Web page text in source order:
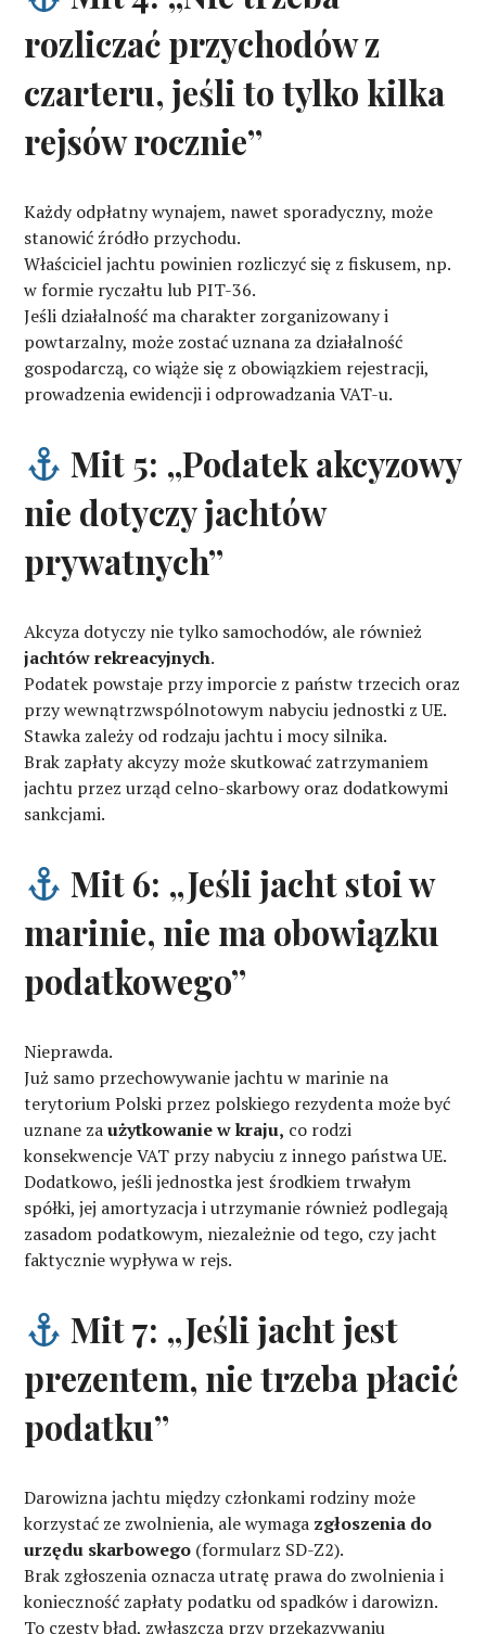
rozliczać przychodów z
czarteru, jeśli to tylko kilka
rejsów rocznie”
Każdy odpłatny wynajem, nawet sporadyczny, może
stanowić źródło przychodu.
Właściciel jachtu powinien rozliczyć się z fiskusem, np.
w formie ryczałtu lub PIT-36.
Jeśli działalność ma charakter zorganizowany i
powtarzalny, może zostać uznana za działalność
gospodarczą, co wiąże się z obowiązkiem rejestracji,
prowadzenia ewidencji i odprowadzania VAT-u.
Mit 5: „Podatek akcyzowy
nie dotyczy jachtów
prywatnych”
Akcyza dotyczy nie tylko samochodów, ale również
jach­tów rekreacyjnych.
Podatek powstaje przy imporcie z państw trzecich oraz
przy wewnątrzwspólnotowym nabyciu jednostki z UE.
Stawka zależy od rodzaju jachtu i mocy silnika.
Brak zapłaty akcyzy może skutkować zatrzymaniem
jachtu przez urząd celno-skarbowy oraz dodatkowymi
sankcjami.
Mit 6: „Jeśli jacht stoi w
marinie, nie ma obowiązku
podatkowego”
Nieprawda.
Już samo przechowywanie jachtu w marinie na
terytorium Polski przez polskiego rezydenta może być
uznane zaużytkowanie w kraju, co rodzi
konsekwencje VAT przy nabyciu z innego państwa UE.
Dodatkowo, jeśli jednostka jest środkiem trwałym
spółki, jej amortyzacja i utrzymanie również podlegają
zasadom podatkowym, niezależnie od tego, czy jacht
faktycznie wypływa w rejs.
Mit 7: „Jeśli jacht jest
prezentem, nie trzeba płacić
podatku”
Darowizna jachtu między członkami rodziny może
korzystać ze zwolnienia, ale wymaga zgłoszenia do
urzędu skarbowego (formularz SD-Z2).
Brak zgłoszenia oznacza utratę prawa do zwolnienia i
konieczność zapłaty podatku od spadków i darowizn.
To częsty błąd, zwłaszcza przy przekazywaniu